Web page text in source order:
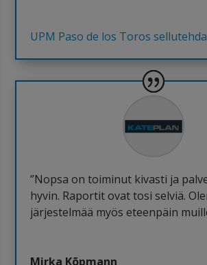
UPM Paso de los Toros
”Nopsa on toiminut kivasti ja
hyvin. Raportit ovat tosi selviä.
järjestelmää myös eteenpäin
Mirka Kõpmann